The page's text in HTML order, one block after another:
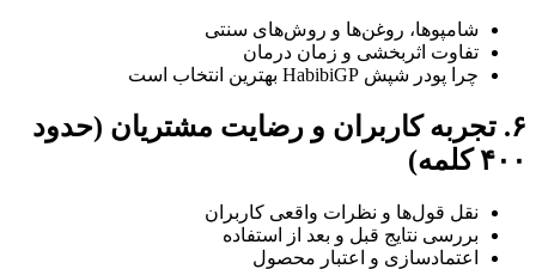
شامپوها، روغن‌ها و روش‌های سنتی
تفاوت اثربخشی و زمان درمان
چرا پودر شپش HabibiGP بهترین انتخاب است
۶. تجربه کاربران و رضایت مشتریان (حدود
۴۰۰ کلمه)
نقل قول‌ها و نظرات واقعی کاربران
بررسی نتایج قبل و بعد از استفاده
اعتمادسازی و اعتبار محصول